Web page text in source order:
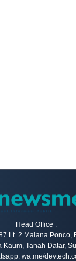
Head Office :
Lt. 2 Malana Ponco,
Kaum, Tanah Datar,
wa.me/